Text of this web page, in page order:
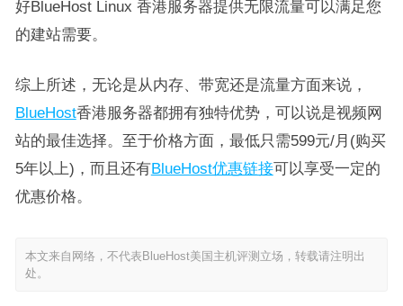
好BlueHost Linux 香港服务器提供无限流量可以满足您
的建站需要。
综上所述，无论是从内存、带宽还是流量方面来说，
BlueHost香港服务器都拥有独特优势，可以说是视频网
站的最佳选择。至于价格方面，最低只需599元/月(购买
5年以上)，而且还有BlueHost优惠链接可以享受一定的
优惠价格。
本文来自网络，不代表BlueHost美国主机评测立场，转载请注明出
处。